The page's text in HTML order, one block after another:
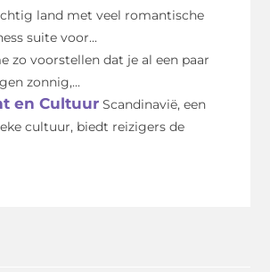
land met veel romantische
suite voor...
zo voorstellen dat je al een paar
zonnig,...
en Cultuur Scandinavië, een
cultuur, biedt reizigers de